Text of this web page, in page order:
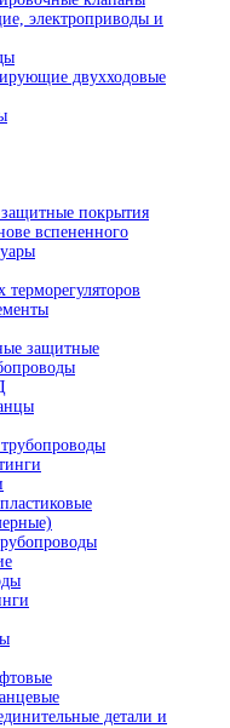
электроприводы и
двухходовые
покрытия
вспененного
защитные
детали и